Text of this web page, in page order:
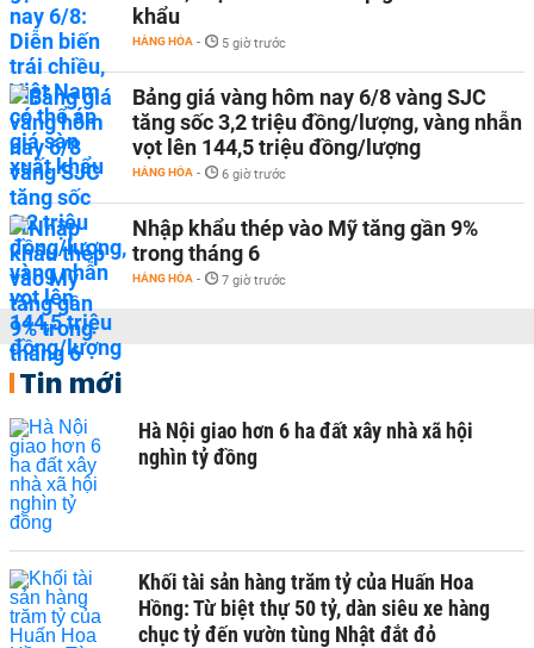
khẩu
HÀNG HÓA - 5 giờ trước
Bảng giá vàng hôm nay 6/8 vàng SJC
tăng sốc 3,2 triệu đồng/lượng, vàng nhẫn
vọt lên 144,5 triệu đồng/lượng
HÀNG HÓA - 6 giờ trước
Nhập khẩu thép vào Mỹ tăng gần 9%
trong tháng 6
HÀNG HÓA - 7 giờ trước
Tin mới
Hà Nội giao hơn 6 ha đất xây nhà xã hội
nghìn tỷ đồng
Khối tài sản hàng trăm tỷ của Huấn Hoa
Hồng: Từ biệt thự 50 tỷ, dàn siêu xe hàng
chục tỷ đến vườn tùng Nhật đắt đỏ